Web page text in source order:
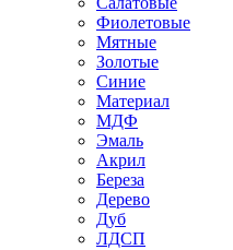
Фиолетовые
Мятные
Золотые
Синие
Материал
МДФ
Эмаль
Акрил
Береза
Дерево
Дуб
ЛДСП